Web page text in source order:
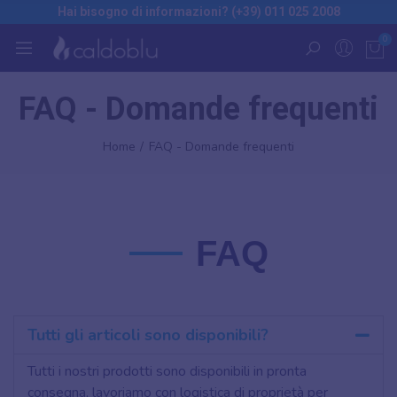
Hai bisogno di informazioni? (+39) 011 025 2008
0
FAQ - Domande frequenti
Home FAQ - Domande frequenti
FAQ
Tutti gli articoli sono disponibili?
Tutti i nostri prodotti sono disponibili in pronta
consegna, lavoriamo con logistica di proprietà per